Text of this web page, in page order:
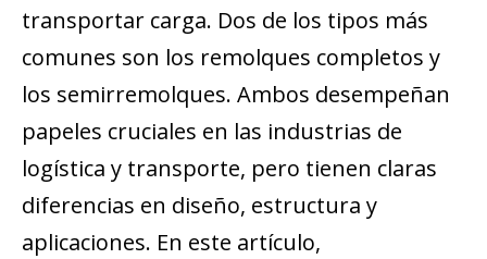
transportar carga. Dos de los tipos más
comunes son los remolques completos y
los semirremolques. Ambos desempeñan
papeles cruciales en las industrias de
logística y transporte, pero tienen claras
diferencias en diseño, estructura y
aplicaciones. En este artículo,